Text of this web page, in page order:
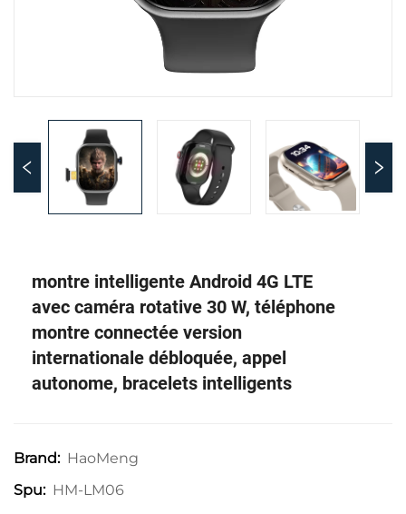
montre intelligente Android 4G LTE
avec caméra rotative 30 W, téléphone
montre connectée version
internationale débloquée, appel
autonome, bracelets intelligents
Brand: HaoMeng
Spu: HM-LM06